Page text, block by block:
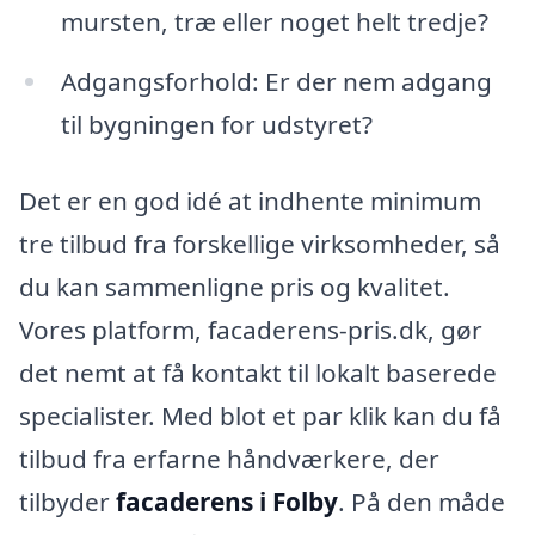
mursten, træ eller noget helt tredje?
Adgangsforhold: Er der nem adgang
til bygningen for udstyret?
Det er en god idé at indhente minimum
tre tilbud fra forskellige virksomheder, så
du kan sammenligne pris og kvalitet.
Vores platform, facaderens-pris.dk, gør
det nemt at få kontakt til lokalt baserede
specialister. Med blot et par klik kan du få
tilbud fra erfarne håndværkere, der
tilbyderfacaderens i Folby. På den måde